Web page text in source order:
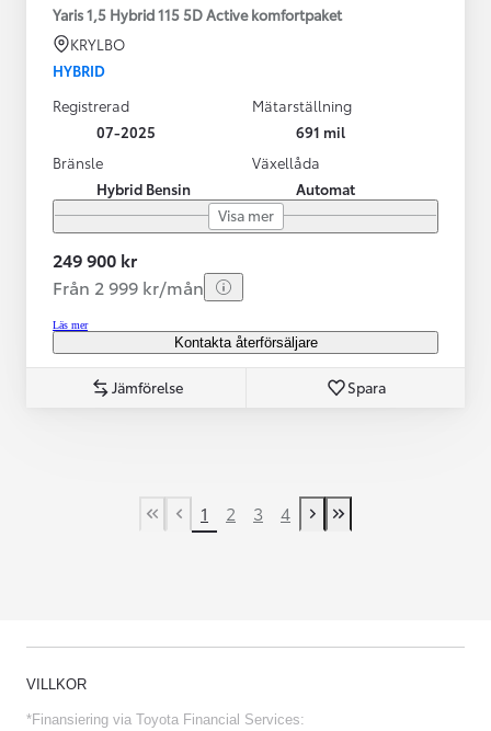
Yaris 1,5 Hybrid 115 5D Active komfortpaket
KRYLBO
HYBRID
Registrerad
07-2025
Mätarställning
691 mil
Bränsle
Hybrid Bensin
Växellåda
Automat
Visa mer
249 900 kr
Från 2 999 kr/mån
Läs mer
Kontakta återförsäljare
Jämförelse Spara
First Page
Previous page
1 2 3 4
Next page
Last Page
VILLKOR
*Finansiering via Toyota Financial Services: